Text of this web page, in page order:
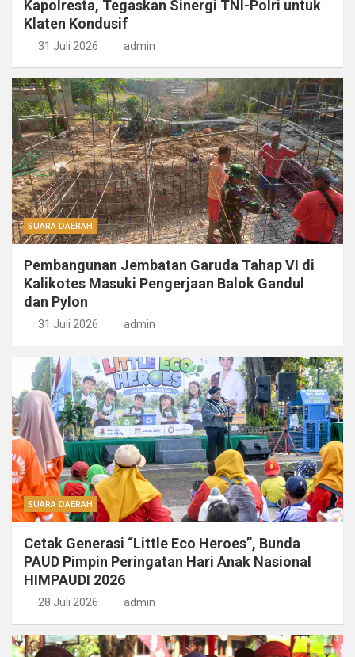
Kapolresta, Tegaskan Sinergi TNI-Polri untuk
Klaten Kondusif
31 Juli 2026 admin
SUARA DAERAH
Pembangunan Jembatan Garuda Tahap VI di
Kalikotes Masuki Pengerjaan Balok Gandul
dan Pylon
31 Juli 2026 admin
SUARA DAERAH
Cetak Generasi “Little Eco Heroes”, Bunda
PAUD Pimpin Peringatan Hari Anak Nasional
HIMPAUDI 2026
28 Juli 2026 admin